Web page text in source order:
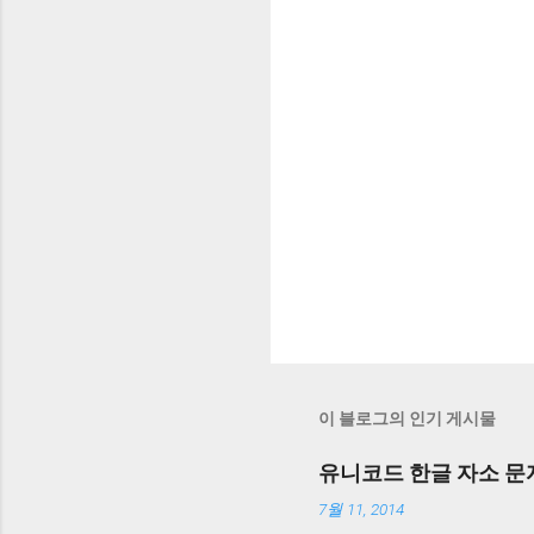
이 블로그의 인기 게시물
유니코드 한글 자소 문
7월 11, 2014